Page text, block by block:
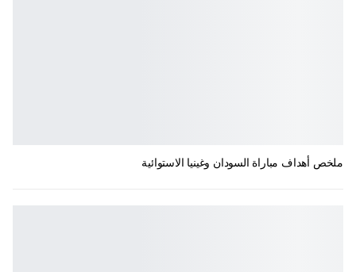
ملخص أهداف مباراة السودان وغينيا الاستوائية